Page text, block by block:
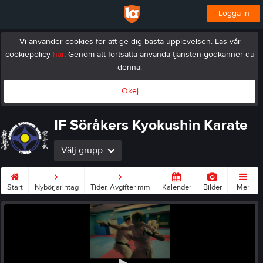
Logga in
Vi använder cookies för att ge dig bästa upplevelsen. Läs vår
cookiepolicy här. Genom att fortsätta använda tjänsten godkänner du
denna.
Okej
IF Söråkers Kyokushin Karate
Välj grupp
Start Nybörjarintag Tider, Avgifter mm Kalender Bilder Mer